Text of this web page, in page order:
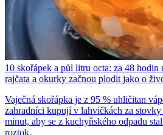
10 skořápek a půl litru octa: za 48 hodin
rajčata a okurky začnou plodit jako o
Vaječná skořápka je z 95 % uhličitan
zahradníci kupují v lahvičkách za stovky
minut, aby se z kuchyňského odpadu
roztok.